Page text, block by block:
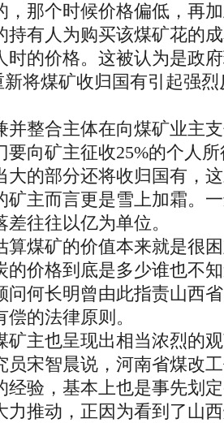
，那个时候价格偏低，再
持有人为购买该煤矿花的
时的价格。这被认为是政
新将煤矿收归国有引起强
整合主体在向煤矿业主支
要向矿主征收25%的个人
大的部分还将收归国有，
矿主而言更是雪上加霜。
往往以亿为单位。
煤矿的价值本来就是很困
的价格到底是多少谁也不
问何长明曾由此指责山西
的法律原则。
主也呈现出相当浓烈的观
员宋智晨说，河南省煤改
经验，基本上也是事先划
力推动，正因为看到了山